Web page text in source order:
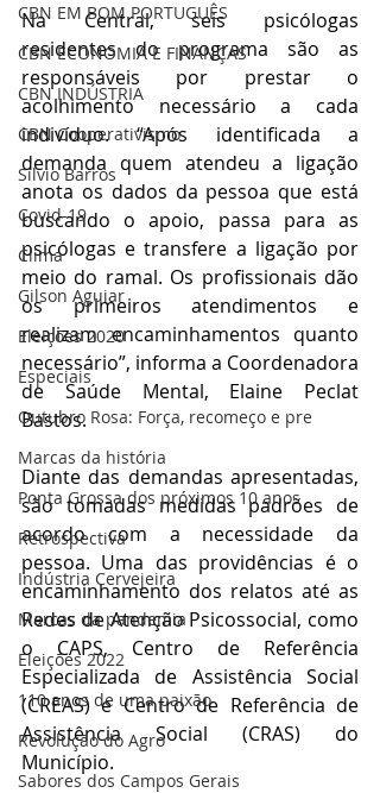
CBN EM BOM PORTUGUÊS
CBN ECONOMIA E FINANÇAS
CBN INDÚSTRIA
CBN Cooperativismo
Silvio Barros
Covid-19
Clima
Gilson Aguiar
Eleições 2020
Especiais
Outubro Rosa: Força, recomeço e pre
Marcas da história
Ponta Grossa dos próximos 10 anos
Retrospectiva
Indústria Cervejeira
Marcas da pandemia
Eleições 2022
110 anos de uma paixão
Revolução do Agro
Sabores dos Campos Gerais
Na Central, seis psicólogas
residentes do programa são as
responsáveis por prestar o
acolhimento necessário a cada
indivíduo. “Após identificada a
demanda quem atendeu a ligação
anota os dados da pessoa que está
buscando o apoio, passa para as
psicólogas e transfere a ligação por
meio do ramal. Os profissionais dão
os primeiros atendimentos e
realizam encaminhamentos quanto
necessário”, informa a Coordenadora
de Saúde Mental, Elaine Peclat
Bastos.
Diante das demandas apresentadas,
são tomadas medidas padrões de
acordo com a necessidade da
pessoa. Uma das providências é o
encaminhamento dos relatos até as
Redes de Atenção Psicossocial, como
o CAPS, Centro de Referência
Especializada de Assistência Social
(CREAS) e Centro de Referência de
Assistência Social (CRAS) do
Município.